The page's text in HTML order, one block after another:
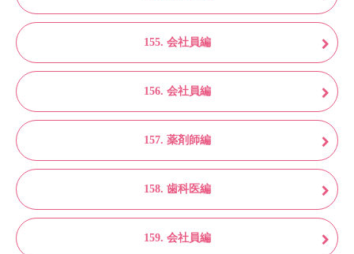
155. 会社員編
156. 会社員編
157. 薬剤師編
158. 歯科医編
159. 会社員編